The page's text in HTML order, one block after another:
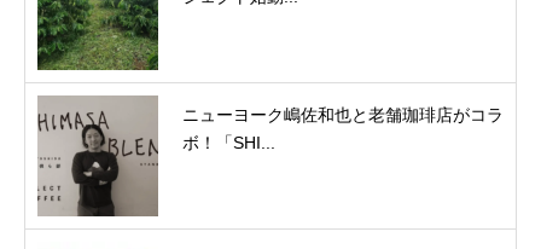
ニューヨーク嶋佐和也と老舗珈琲店がコラ
ボ！「SHI...